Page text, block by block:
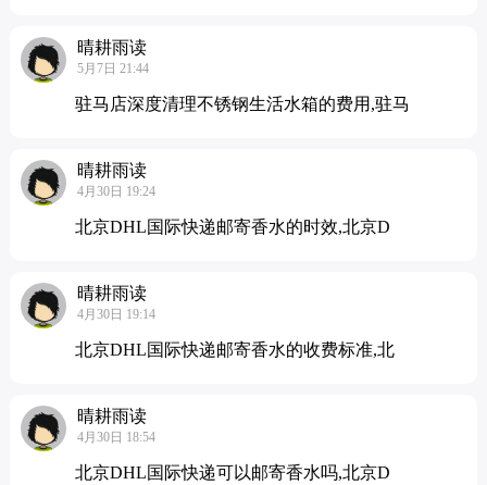
晴耕雨读
5月7日 21:44
驻马店深度清理不锈钢生活水箱的费用,驻马
晴耕雨读
4月30日 19:24
北京DHL国际快递邮寄香水的时效,北京D
晴耕雨读
4月30日 19:14
北京DHL国际快递邮寄香水的收费标准,北
晴耕雨读
4月30日 18:54
北京DHL国际快递可以邮寄香水吗,北京D